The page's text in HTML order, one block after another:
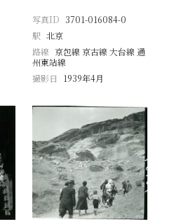
写真ID 3701-016084-0
駅 北京
路線 京包線 京古線 大台線 通
州東站線
撮影日
1939年4月